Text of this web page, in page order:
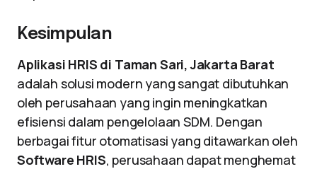
Kesimpulan
Aplikasi HRIS di Taman Sari, Jakarta Barat
adalah solusi modern yang sangat dibutuhkan
oleh perusahaan yang ingin meningkatkan
efisiensi dalam pengelolaan SDM. Dengan
berbagai fitur otomatisasi yang ditawarkan oleh
Software HRIS, perusahaan dapat menghemat